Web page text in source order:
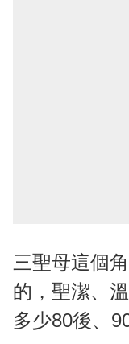
三聖母這個
的，聖潔、
多少80後、